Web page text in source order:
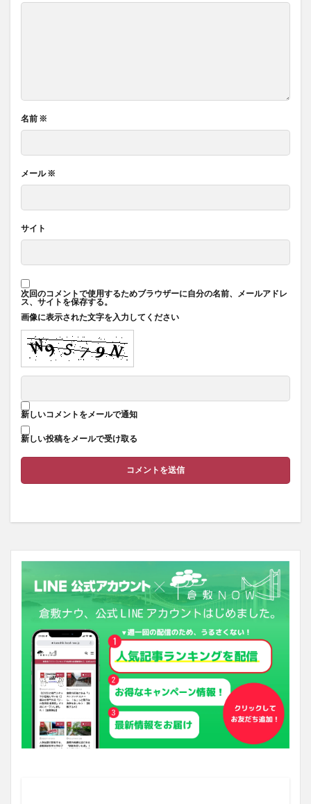
名前 ※
メール※
サイト
次回のコメントで使用するためブラウザーに自分の名前、メールアドレ
ス、サイトを保存する。
画像に表示された文字を入力してください
新しいコメントをメールで通知
新しい投稿をメールで受け取る